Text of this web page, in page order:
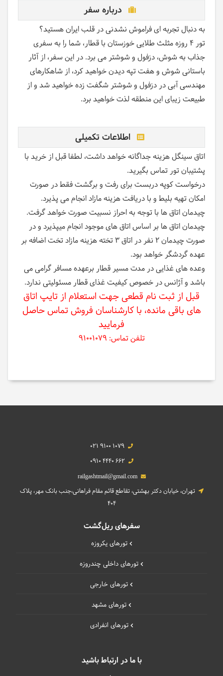
درباره سفر
به دنبال تجربه ای فراموش نشدنی در قلب ایران هستید؟
تور 4 روزه مثلث طلایی خوزستان با قطار، شما را به سفری
جذاب به شوش، دزفول و شوشتر می برد. در این سفر، از آثار
باستانی شوش و هفت تپه دیدن خواهید کرد، از شاهکارهای
مهندسی آبی در دزفول و شوشتر شگفت زده خواهید شد و از
طبیعت زیبای این منطقه لذت خواهید برد.
اطلاعات تکمیلی
اتاق سینگل هزینه جداگانه خواهد داشت، لطفا قبل از خرید با
پشتیبان تور تماس بگیرید.
درخواست کوپه دربست برای رفت و برگشت فقط در صورت
امکان تهیه بلیط و با دریافت هزینه مازاد انجام می پذیرد.
چیدمان اتاق ها با توجه به احراز نسبیت صورت خواهد گرفت.
چیدمان اتاق ها بر اساس اتاق های موجود انجام میپذیرد و در
صورت چیدمان 2 نفر در اتاق 3 تخته هزینه مازاد تخت اضافه بر
عهده گردشگر خواهد بود.
وعده های غذایی در مدت مسیر قطار برعهده مسافر گرامی می
باشد و آژانس در خصوص کیفیت غذای قطار مسئولیتی ندارد.
قبل از ثبت نام قطعی جهت استعلام از تایپ اتاق
های باقی مانده، با کارشناسان فروش تماس حاصل
فرمایید
تلفن تماس: 91001079
021 9100 1079
0910 4440 662
railgashtmail@gmail.com
تهران، خیابان دکتر بهشتی، تقاطع قائم مقام فراهانی،جنب بانک مهر، پلاک
404
سفرهای ریل‌گشت
تورهای یکروزه
تورهای داخلی چند‌روزه
تورهای خارجی
تورهای مشهد
تورهای انفرادی
با ما در ارتباط باشید